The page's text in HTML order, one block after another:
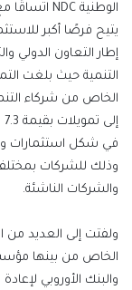
يتيح فرصًا أكبر
إطار التعاون الدولي
التنمية حيث بلغت
في شكل استثمارات
وذلك للشركات
والشركات الناشئة.
ولفتت إلى العديد من
الخاص من بينها مؤسسة
والبنك الأوروبي لإعادة